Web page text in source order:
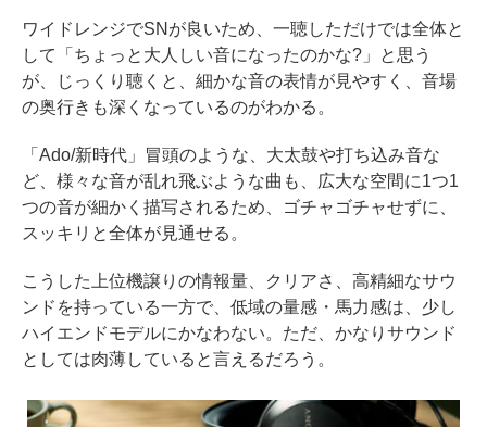
ワイドレンジでSNが良いため、一聴しただけでは全体と
して「ちょっと大人しい音になったのかな?」と思う
が、じっくり聴くと、細かな音の表情が見やすく、音場
の奥行きも深くなっているのがわかる。
「Ado/新時代」冒頭のような、大太鼓や打ち込み音な
ど、様々な音が乱れ飛ぶような曲も、広大な空間に1つ1
つの音が細かく描写されるため、ゴチャゴチャせずに、
スッキリと全体が見通せる。
こうした上位機譲りの情報量、クリアさ、高精細なサウ
ンドを持っている一方で、低域の量感・馬力感は、少し
ハイエンドモデルにかなわない。ただ、かなりサウンド
としては肉薄していると言えるだろう。